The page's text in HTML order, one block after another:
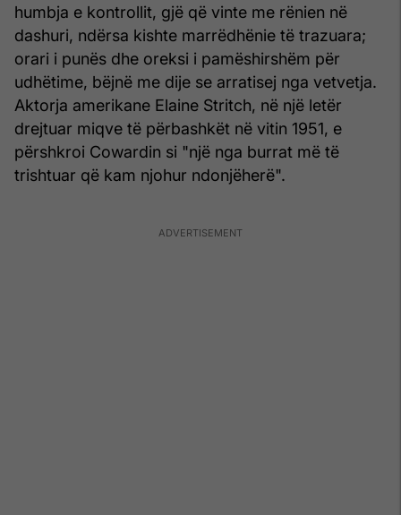
humbja e kontrollit, gjë që vinte me rënien në
dashuri, ndërsa kishte marrëdhënie të trazuara;
orari i punës dhe oreksi i pamëshirshëm për
udhëtime, bëjnë me dije se arratisej nga vetvetja.
Aktorja amerikane Elaine Stritch, në një letër
drejtuar miqve të përbashkët në vitin 1951, e
përshkroi Cowardin si "një nga burrat më të
trishtuar që kam njohur ndonjëherë".